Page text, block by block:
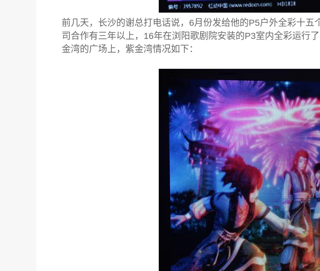
前几天，长沙的谢总打电话说，6月份发给他的P5户外全彩十
司合作有三年以上，16年在浏阳歌剧院安装的P3室内全彩运行
金湾的广场上，紫金湾情况如下：